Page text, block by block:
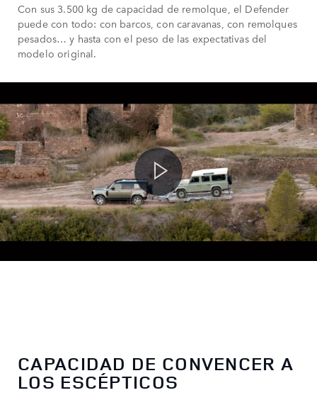
Con sus 3.500 kg de capacidad de remolque, el Defender
puede con todo: con barcos, con caravanas, con remolques
pesados… y hasta con el peso de las expectativas del
modelo original.
CAPACIDAD DE CONVENCER A
LOS ESCÉPTICOS